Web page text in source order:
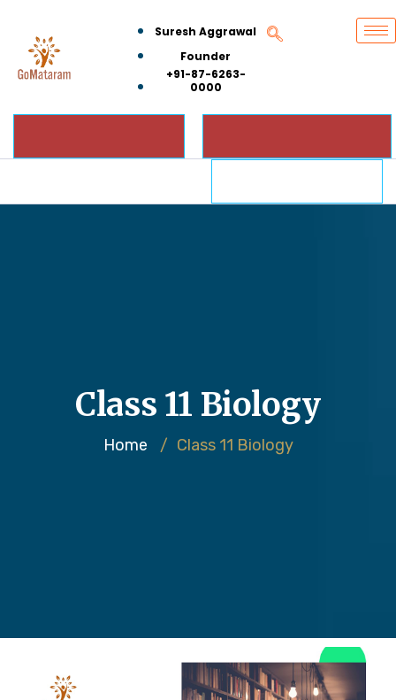
Suresh Aggrawal
Founder
+91-87-6263-
0000
Class 11 Biology
Home / Class 11 Biology